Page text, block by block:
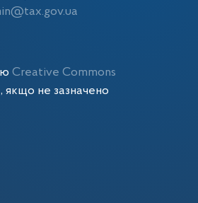
Creative Commons
, якщо не зазначено